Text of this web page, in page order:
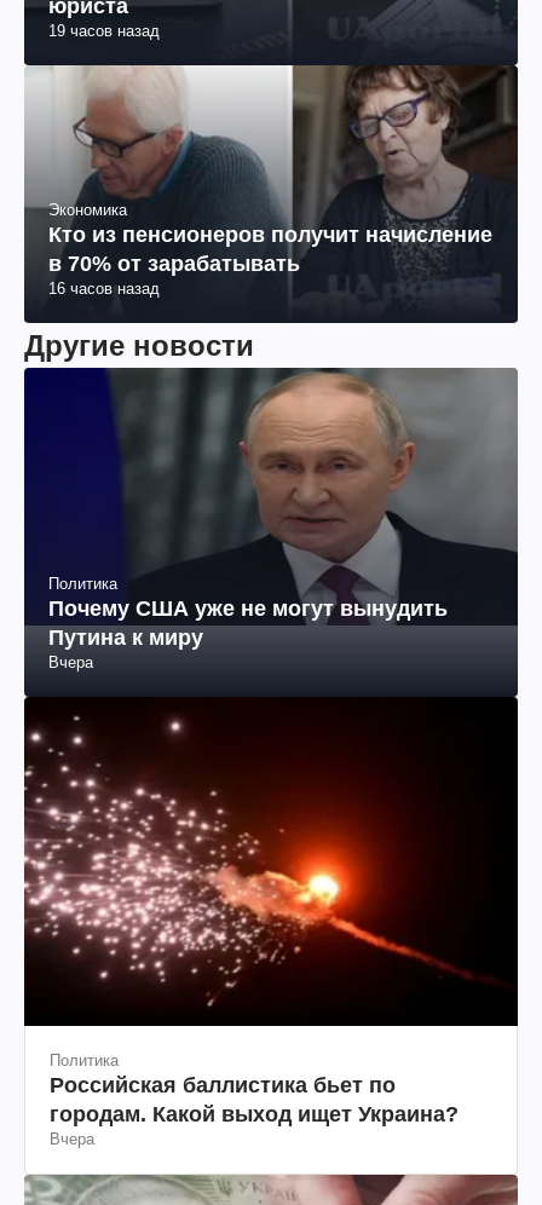
юриста
Экономика
Кто из пенсионеров получит начисление
в 70% от зарабатывать
Другие новости
Политика
Почему США уже не могут вынудить
Путина к миру
Политика
Российская баллистика бьет по
городам. Какой выход ищет Украина?